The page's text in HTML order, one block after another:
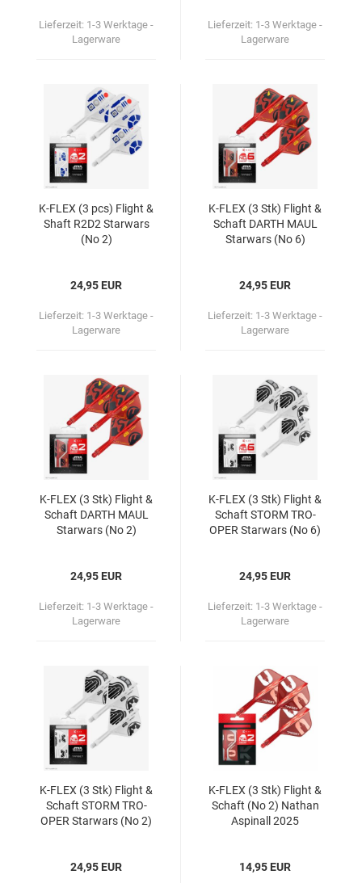
Lieferzeit: 1-3 Werktage -
Lagerware
Lieferzeit: 1-3 Werktage -
Lagerware
K-​FLEX (3 pcs) Flight &
Shaft R2D2 Star­wars
(No 2)
24,95 EUR
Lieferzeit: 1-3 Werktage -
Lagerware
K-​FLEX (3 Stk) Flight &
Schaft DARTH MAUL
Star­wars (No 6)
24,95 EUR
Lieferzeit: 1-3 Werktage -
Lagerware
K-​FLEX (3 Stk) Flight &
Schaft DARTH MAUL
Star­wars (No 2)
24,95 EUR
Lieferzeit: 1-3 Werktage -
Lagerware
K-​FLEX (3 Stk) Flight &
Schaft STORM TRO­
OPER Star­wars (No 6)
24,95 EUR
Lieferzeit: 1-3 Werktage -
Lagerware
K-​FLEX (3 Stk) Flight &
Schaft STORM TRO­
OPER Star­wars (No 2)
24,95 EUR
K-​FLEX (3 Stk) Flight &
Schaft (No 2) Na­than
Aspi­nall 2025
14,95 EUR